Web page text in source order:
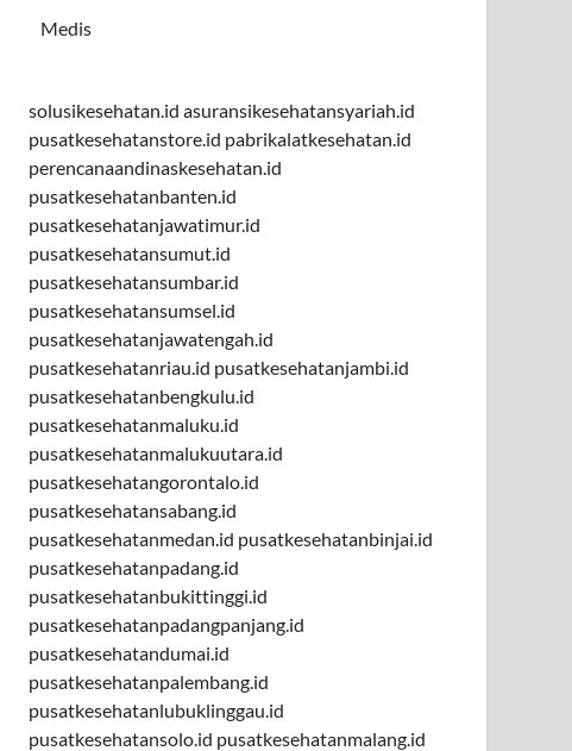
Medis
solusikesehatan.id asuransikesehatansyariah.id
pusatkesehatanstore.id pabrikalatkesehatan.id
perencanaandinaskesehatan.id
pusatkesehatanbanten.id
pusatkesehatanjawatimur.id
pusatkesehatansumut.id
pusatkesehatansumbar.id
pusatkesehatansumsel.id
pusatkesehatanjawatengah.id
pusatkesehatanriau.id pusatkesehatanjambi.id
pusatkesehatanbengkulu.id
pusatkesehatanmaluku.id
pusatkesehatanmalukuutara.id
pusatkesehatangorontalo.id
pusatkesehatansabang.id
pusatkesehatanmedan.id pusatkesehatanbinjai.id
pusatkesehatanpadang.id
pusatkesehatanbukittinggi.id
pusatkesehatanpadangpanjang.id
pusatkesehatandumai.id
pusatkesehatanpalembang.id
pusatkesehatanlubuklinggau.id
pusatkesehatansolo.id pusatkesehatanmalang.id